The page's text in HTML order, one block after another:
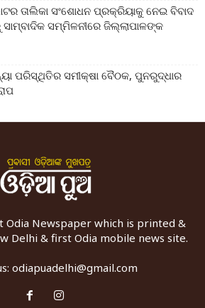
ତାଲିକା ସଂଶୋଧନ ପ୍ରକ୍ରିୟାକୁ ନେଇ ବିବାଦ
ସମ୍ମିଳନୀରେ ଜିଲ୍ଲାପାଳଙ୍କ
ପରିସ୍ଥିତିର ସମୀକ୍ଷା ବୈଠକ, ପୁନରୁଦ୍ଧାର
Odia Newspaper which is printed &
Delhi & first Odia mobile news site.
odiapuadelhi@gmail.com